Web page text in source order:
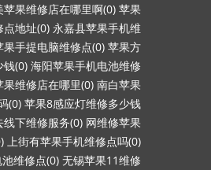
苹果维修店在哪里啊(0) 苹果
点地址(0) 永嘉县苹果手机维
果手提电脑维修点(0) 苹果方
钱(0) 海阳苹果手机电池维修
果维修店在哪里(0) 南白苹果
(0) 苹果8感应灯维修多少钱
线下维修服务(0) 网维修苹果
上街有苹果手机维修点吗(0)
维修点(0) 无锡苹果11维修